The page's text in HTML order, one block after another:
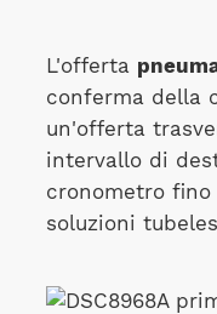
L'offerta
conferma della
un'offerta
intervallo di
cronometro
soluzioni
A